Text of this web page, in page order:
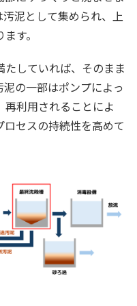
泥として集められ、上
す。
していれば、そのまま
の一部はポンプによっ
利用されることによ
セスの持続性を高めて